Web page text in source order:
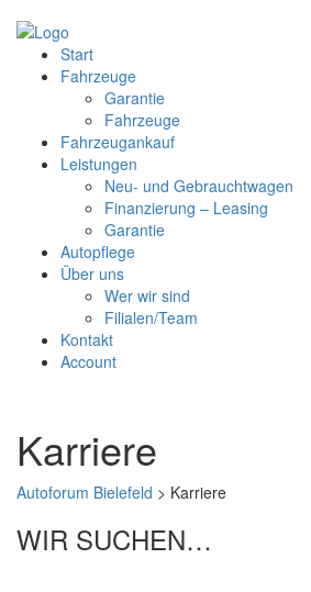
Start
Fahrzeuge
Garantie
Fahrzeuge
Fahrzeugankauf
Leistungen
Neu- und Gebrauchtwagen
Finanzierung – Leasing
Garantie
Autopflege
Über uns
Wer wir sind
Filialen/Team
Kontakt
Account
Karriere
Autoforum Bielefeld > Karriere
WIR SUCHEN…